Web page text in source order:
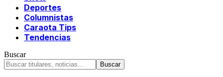
Deportes
Columnistas
Caraota Tips
Tendencias
Buscar